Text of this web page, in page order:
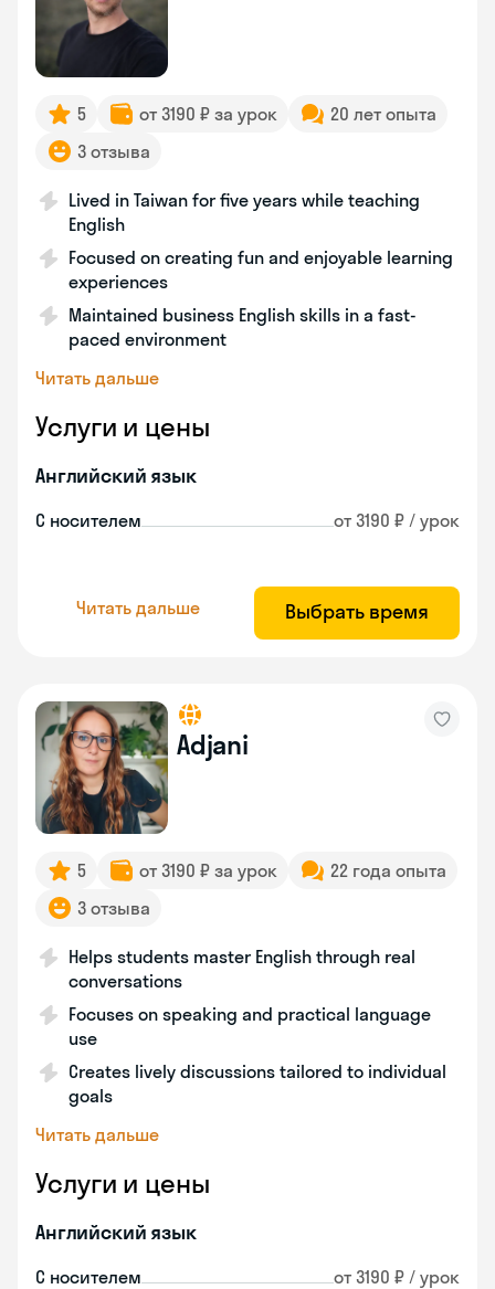
5 от 3190 ₽ за урок
20 лет опыта
3 отзыва
Lived in Taiwan for five years while teaching
English
Focused on creating fun and enjoyable learning
experiences
Maintained business English skills in a fast-
paced environment
Читать дальше
Услуги и цены
Английский язык
С носителем от 3190 ₽ / урок
Читать дальше Выбрать время
Adjani
5 от 3190 ₽ за урок
22 года опыта
3 отзыва
Helps students master English through real
conversations
Focuses on speaking and practical language
use
Creates lively discussions tailored to individual
goals
Читать дальше
Услуги и цены
Английский язык
С носителем от 3190 ₽ / урок